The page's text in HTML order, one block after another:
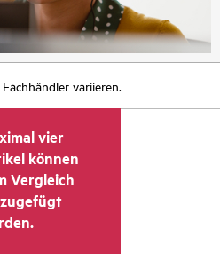
variieren.
vier
können
Vergleich